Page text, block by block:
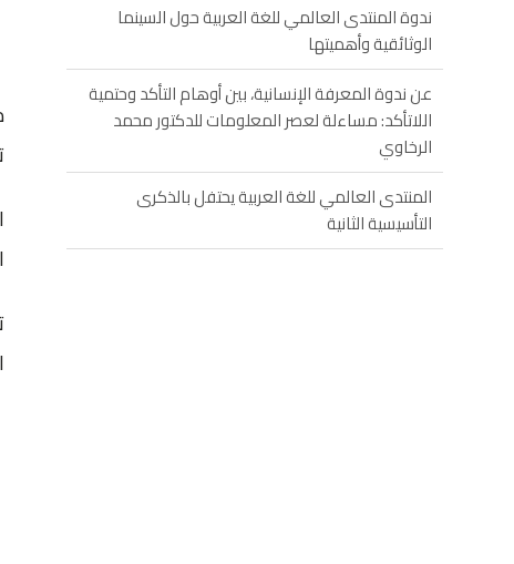
ندوة المنتدى العالمي للغة العربية حول السينما
الوثائقية وأهميتها
عن ندوة المعرفة الإنسانية، بين أوهام التأكد وحتمية
اللاتأكد: مساءلة لعصر المعلومات للدكتور محمد
الرخاوي
المنتدى العالمي للغة العربية يحتفل بالذكرى
التأسيسية الثانية